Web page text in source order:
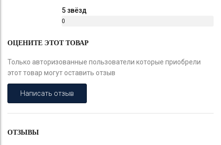
5 звёзд
0
ОЦЕНИТЕ ЭТОТ ТОВАР
Только авторизованные пользователи которые приобрели
этот товар могут оставить отзыв
Написать отзыв
ОТЗЫВЫ